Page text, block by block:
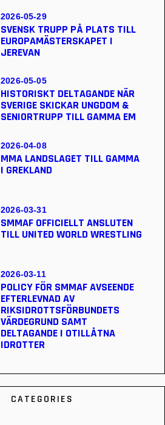
SVENSK TRUPP PÅ PLATS TILL
EUROPAMÄSTERSKAPET I
JEREVAN
2026-05-29
HISTORISKT DELTAGANDE NÄR
SVERIGE SKICKAR UNGDOM &
SENIORTRUPP TILL GAMMA EM
2026-05-05
MMA LANDSLAGET TILL GAMMA
I GREKLAND
2026-04-08
SMMAF OFFICIELLT ANSLUTEN
TILL UNITED WORLD WRESTLING
2026-03-31
POLICY FÖR SMMAF AVSEENDE
EFTERLEVNAD AV
RIKSIDROTTSFÖRBUNDETS
VÄRDEGRUND SAMT
DELTAGANDE I OTILLÅTNA
IDROTTER
2026-03-11
CATEGORIES